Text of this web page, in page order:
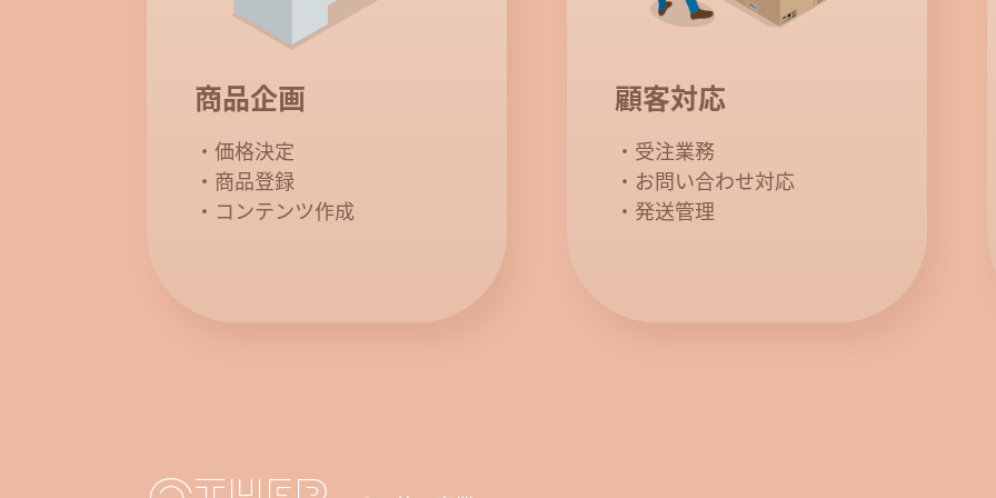
商品企画
・価格決定
・商品登録
・コンテンツ作成
顧客対応
・受注業務
・お問い合わせ対応
・発送管理